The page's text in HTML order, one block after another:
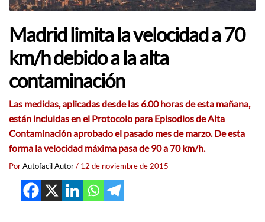
Madrid limita la velocidad a 70
km/h debido a la alta
contaminación
Las medidas, aplicadas desde las 6.00 horas de esta mañana,
están incluidas en el Protocolo para Episodios de Alta
Contaminación aprobado el pasado mes de marzo. De esta
forma la velocidad máxima pasa de 90 a 70 km/h.
PorAutofacil Autor/ 12 de noviembre de 2015